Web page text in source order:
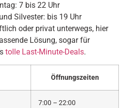
7 bis 22 Uhr
Silvester: bis 19 Uhr
oder privat unterwegs, hier
Lösung, sogar für
tolle Last-Minute-Deals.
Öffnungszeiten
7:00 – 22:00